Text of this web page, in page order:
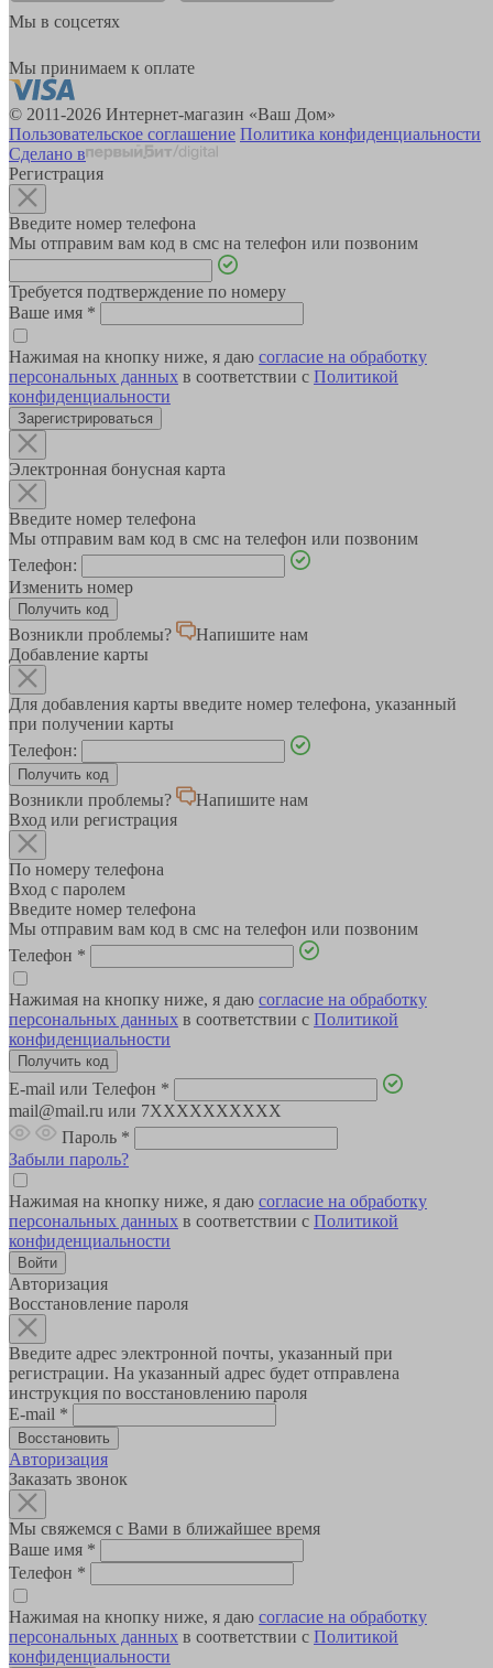
Мы в соцсетях
Мы принимаем к оплате
© 2011-2026 Интернет-магазин «Ваш Дом»
Пользовательское соглашение Политика конфиденциальности
Сделано в
Регистрация
Введите номер телефона
Мы отправим вам код в смс на телефон или позвоним
Требуется подтверждение по номеру
Ваше имя *
Нажимая на кнопку ниже, я даю согласие на обработку
персональных данных в соответствии с Политикой
конфиденциальности
Зарегистрироваться
Электронная бонусная карта
Введите номер телефона
Мы отправим вам код в смс на телефон или позвоним
Телефон:
Изменить номер
Возникли проблемы?
Напишите нам
Добавление карты
Для добавления карты введите номер телефона, указанный
при получении карты
Телефон:
Возникли проблемы?
Напишите нам
Вход или регистрация
По номеру телефона
Вход с паролем
Введите номер телефона
Мы отправим вам код в смс на телефон или позвоним
Телефон *
Нажимая на кнопку ниже, я даю согласие на обработку
персональных данных в соответствии с Политикой
конфиденциальности
E-mail или Телефон *
mail@mail.ru или 7XXXXXXXXXX
Пароль *
Забыли пароль?
Нажимая на кнопку ниже, я даю согласие на обработку
персональных данных в соответствии с Политикой
конфиденциальности
Авторизация
Восстановление пароля
Введите адрес электронной почты, указанный при
регистрации. На указанный адрес будет отправлена
инструкция по восстановлению пароля
E-mail *
Авторизация
Заказать звонок
Мы свяжемся с Вами в ближайшее время
Ваше имя *
Телефон *
Нажимая на кнопку ниже, я даю согласие на обработку
персональных данных в соответствии с Политикой
конфиденциальности